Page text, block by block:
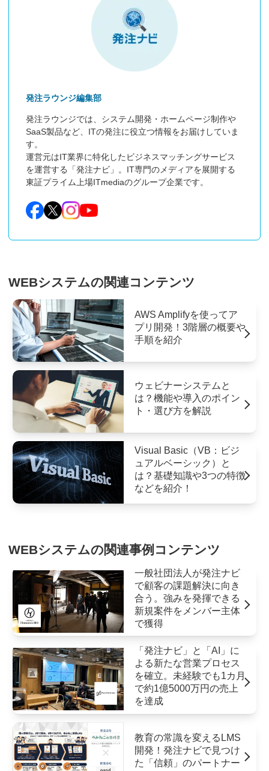
発注ラウンジ編集部
発注ラウンジでは、システム開発・ホームページ制作や
SaaS製品など、ITの発注に役立つ情報をお届けしていま
す。
運営元はIT業界に特化したビジネスマッチングサービス
を運営する「発注ナビ」。IT専門のメディアを展開する
東証プライム上場ITmediaのグループ企業です。
WEBシステムの関連コンテンツ
AWS Amplifyを使ってア
プリ開発！3階層の概要や
手順を紹介
ウェビナーシステムと
は？機能や導入のポイン
ト・選び方を解説
Visual Basic（VB：ビジ
ュアルベーシック）と
は？基礎知識や3つの特徴
などを紹介！
WEBシステムの関連事例コンテンツ
一般社団法人が発注ナビ
で顧客の課題解決に向き
合う。強みを発揮できる
新規案件をメンバー主体
で獲得
「発注ナビ」と「AI」に
よる新たな営業プロセス
を確立。未経験でも1カ月
で約1億5000万円の売上
を達成
教育の常識を変えるLMS
開発！発注ナビで見つけ
た「信頼」のパートナー